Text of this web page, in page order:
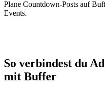
Plane Countdown-Posts auf
Events.
So verbindest du
mit Buffer